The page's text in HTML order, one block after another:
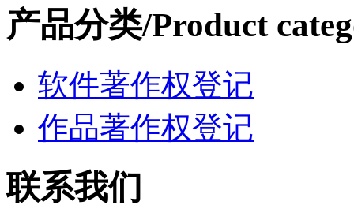
产品分类/Product
软件著作权登记
作品著作权登记
联系我们